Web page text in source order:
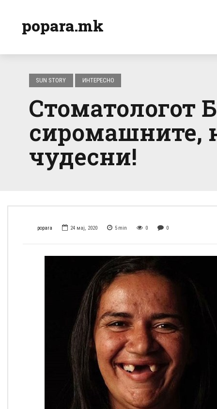
popara.mk
SUN STORY ИНТЕРЕСНО
Стоматологот
сиромашните,
чудесни!
popara 24 мај, 2020 5 min 0 0